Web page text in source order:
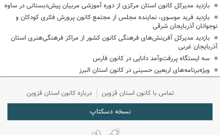
بازدید مدیرکل کانون استان مرکزی از دوره آموزشی مربیان پیش‌دبستانی در ساوه
بازدید فرید موسوی، نماینده مجلس از مجتمع کانون پرورش فکری کودکان و
نوجوانان آذربایجان شرقی
بازدید مدیرکل آفرینش‌های فرهنگی کانون کشور از مراکز فرهنگی‌هنری استان
آذربایجان غربی
سه ایستگاه پررفت‌وآمد دانایی در کانون فارس
ویژه‌برنامه‌های اربعین حسینی در کانون استان البرز
تماس با کانون استان قزوین درباره کانون استان قزوین
نسخه دسکتاپ